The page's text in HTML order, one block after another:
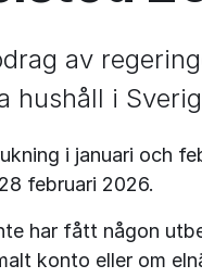
av
i
i januari och
februari 2026.
har fått någon
konto eller om